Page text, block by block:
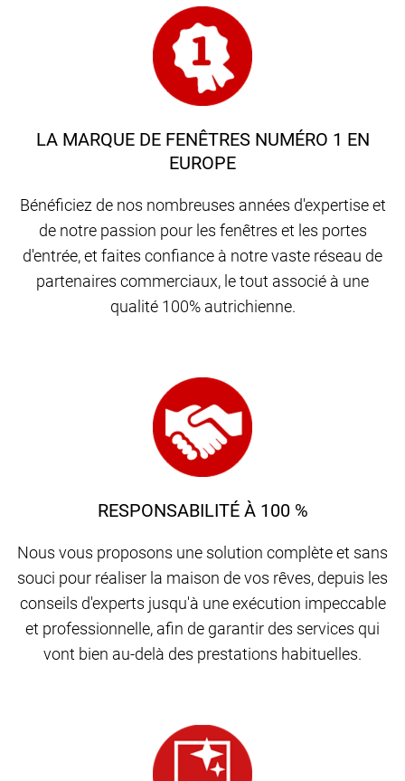
LA MARQUE DE FENÊTRES NUMÉRO 1 EN
EUROPE
Bénéficiez de nos nombreuses années d'expertise et
de notre passion pour les fenêtres et les portes
d'entrée, et faites confiance à notre vaste réseau de
partenaires commerciaux, le tout associé à une
qualité 100% autrichienne.
RESPONSABILITÉ À 100 %
Nous vous proposons une solution complète et sans
souci pour réaliser la maison de vos rêves, depuis les
conseils d'experts jusqu'à une exécution impeccable
et professionnelle, afin de garantir des services qui
vont bien au-delà des prestations habituelles.